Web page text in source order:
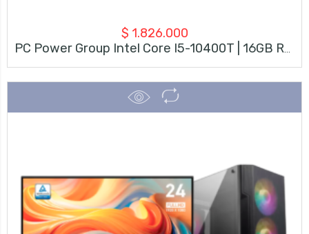
$ 1.826.000
PC Power Group Intel Core I5-10400T | 16GB RAM | 512GB SSD | Monitor Asus 21.5″ 100Hz + Kit Teclado/Mouse